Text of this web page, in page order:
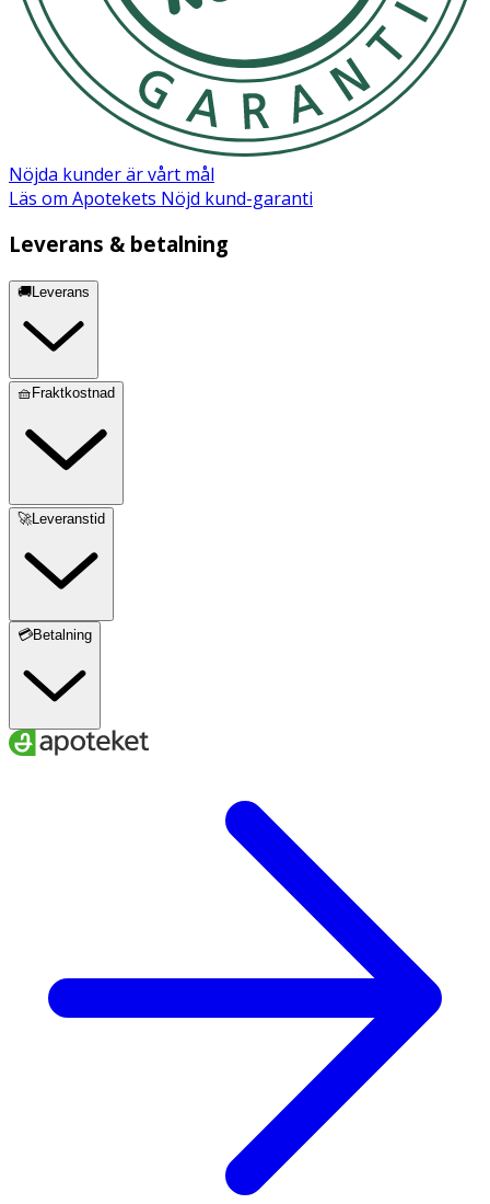
Nöjda kunder är vårt mål
Läs om Apotekets Nöjd kund-garanti
Leverans & betalning
🚚Leverans
🧺Fraktkostnad
🚀Leveranstid
💳Betalning